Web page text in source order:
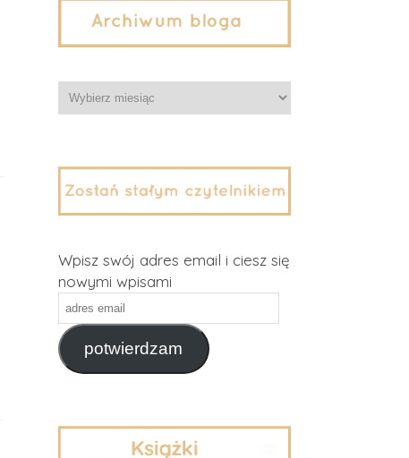
Archiwa
Wpisz swój adres email i ciesz się
nowymi wpisami
adres
email
potwierdzam